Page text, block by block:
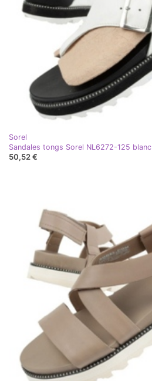
Sorel
Sandales tongs Sorel NL6272-125 blanc
50,52 €